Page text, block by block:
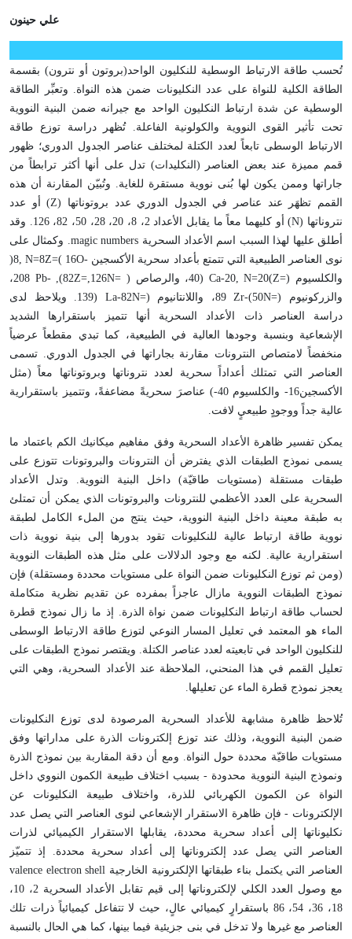
علي حينون
تُحسب طاقة الارتباط الوسطية للنكليون الواحد(بروتون أو نترون) بقسمة
الطاقة الكلية للنواة على عدد النكليونات ضمن هذه النواة. وتعبِّر الطاقة
الوسطية عن شدة ارتباط النكليون الواحد مع جيرانه ضمن البنية النووية
تحت تأثير القوى النووية والكولونية الفاعلة. تُظهر دراسة توزع طاقة
الارتباط الوسطى تابعاً لعدد الكتلة لمختلف عناصر الجدول الدوري؛ ظهور
قمم مميزة عند بعض العناصر (النكليدات) تدل على أنها أكثر ترابطاً من
جاراتها وممن يكون لها بُنى نووية مستقرة للغاية. وتُبيّن المقارنة أن هذه
القمم تظهَر عند عناصر في الجدول الدوري عدد بروتوناتها (Z) أو عدد
نتروناتها (N
) أو كليهما معاً ما يقابل الأعداد 2، 8، 20، 28، 50، 82، 126. وقد
أطلق عليها لهذا السبب اسم الأعداد السحرية magic numbers. وكمثال على
نوى العناصر الطبيعية التي تتمتع بأعداد سحرية الأكسجين O-
16
(
Z=
8
, N=
8
)
والكلسيوم (
(Z=
20
, N=
20
) Ca-40، والرصاص ( N=
126,
Z=
82),
Pb-
208،
والزركونيوم (N=
50)
Zr-89، واللانتانيوم ( N=
82
) La-
139. ويلاحظ لدى
دراسة العناصر ذات الأعداد السحرية أنها تتميز باستقرارها الشديد
الإشعاعية وبنسبة وجودها العالية في الطبيعية، كما تبدي مقطعاً عرضياً
منخفضاً لامتصاص النترونات مقارنة بجاراتها في الجدول الدوري. تسمى
العناصر التي تمتلك أعداداً سحرية لعدد نتروناتها وبروتوناتها معاً (مثل
الأكسجين16- والكلسيوم 40-) عناصرَ سحريةً مضاعفةً، وتتميز باستقرارية
عالية جداً ووجودٍ طبيعيٍ لافت.
يمكن تفسير ظاهرة الأعداد السحرية وفق مفاهيم ميكانيك الكم باعتماد ما
يسمى نموذج الطبقات الذي يفترض أن النترونات والبروتونات تتوزع على
طبقات مستقلة (مستويات طاقيّة) داخل البنية النووية. وتدل الأعداد
السحرية على العدد الأعظمي للنترونات والبروتونات الذي يمكن أن تمتلئ
به طبقة معينة داخل البنية النووية، حيث ينتج من الملء الكامل لطبقة
نووية طاقة ارتباط عالية للنكليونات تقود بدورها إلى بنية نووية ذات
استقرارية عالية. لكنه مع وجود الدلالات على مثل هذه الطبقات النووية
(ومن ثم توزع النكليونات ضمن النواة على مستويات محددة ومستقلة) فإن
نموذج الطبقات النووية مازال عاجزاً بمفرده عن تقديم نظرية متكاملة
لحساب طاقة ارتباط النكليونات ضمن نواة الذرة. إذ ما زال نموذج قطرة
الماء هو المعتمد في تعليل المسار النوعي لتوزع طاقة الارتباط الوسطى
للنكليون الواحد في تابعيته لعدد عناصر الكتلة. ويقتصر نموذج الطبقات على
تعليل القمم في هذا المنحني، الملاحظة عند الأعداد السحرية، وهي التي
يعجز نموذج قطرة الماء عن تعليلها.
تُلاحظ ظاهرة مشابهة للأعداد السحرية المرصودة لدى توزع النكليونات
ضمن البنية النووية، وذلك عند توزع إلكترونات الذرة على مداراتها وفق
مستويات طاقيّة محددة حول النواة. ومع أن دقة المقاربة بين نموذج الذرة
ونموذج البنية النووية محدودة - بسبب اختلاف طبيعة الكمون النووي داخل
النواة عن الكمون الكهربائي للذرة، واختلاف طبيعة النكليونات عن
الإلكترونات - فإن ظاهرة الاستقرار الإشعاعي لنوى العناصر التي يصل عدد
نكليوناتها إلى أعداد سحرية محددة، يقابلها الاستقرار الكيميائي لذرات
العناصر التي يصل عدد إلكتروناتها إلى أعداد سحرية محددة. إذ تتميّز
العناصر التي يكتمل بناء طبقاتها الإلكترونية الخارجية valence electron shell
مع وصول العدد الكلي لإلكتروناتها إلى قيم تقابل الأعداد السحرية 2، 10،
18، 36، 54، 86 باستقرارٍ كيميائي عالٍ، حيث لا تتفاعل كيميائياً ذرات تلك
العناصر مع غيرها ولا تدخل في بنى جزيئية فيما بينها، كما هي الحال بالنسبة